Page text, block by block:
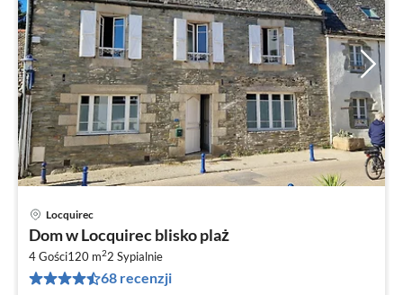
Locquirec
Dom w Locquirec blisko plaż
4 Gości120 m22 Sypialnie
68 recenzji